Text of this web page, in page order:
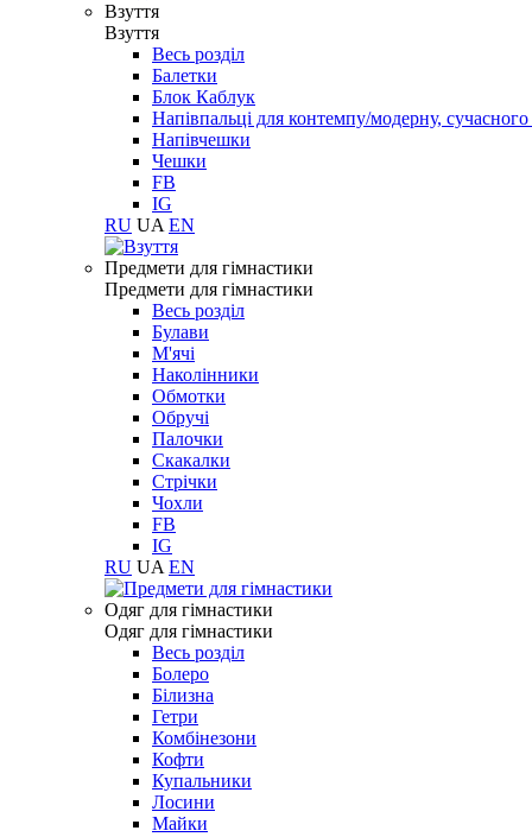
Взуття
Взуття
Весь розділ
Балетки
Блок Каблук
Напівпальці для контемпу/модерну,
Напівчешки
Чешки
FB
IG
RU UA EN
Предмети для гімнастики
Предмети для гімнастики
Весь розділ
Булави
М'ячі
Наколінники
Обмотки
Обручі
Палочки
Скакалки
Стрічки
Чохли
FB
IG
RU UA EN
Одяг для гімнастики
Одяг для гімнастики
Весь розділ
Болеро
Білизна
Гетри
Комбінезони
Кофти
Купальники
Лосини
Майки